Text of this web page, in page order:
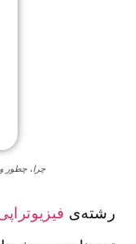
چرا، چطور و
رشته‌ی